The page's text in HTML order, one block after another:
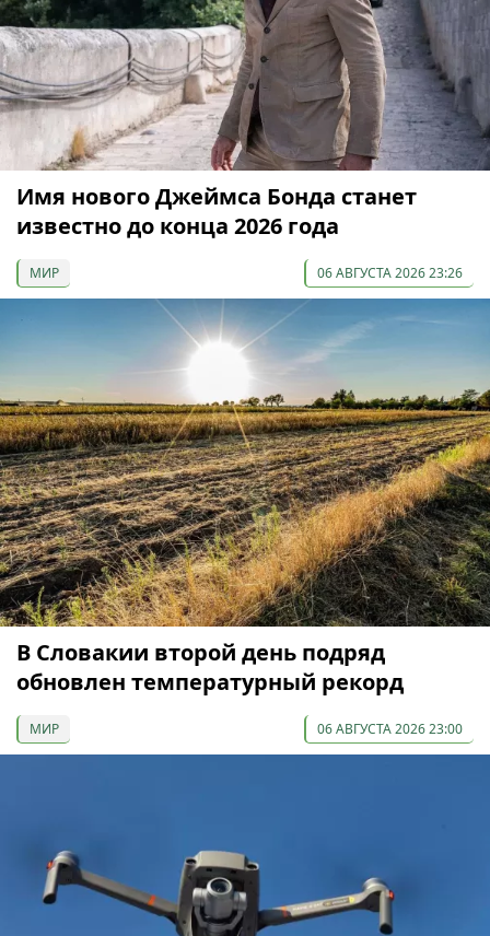
Имя нового Джеймса Бонда станет
известно до конца 2026 года
МИР 06 АВГУСТА 2026 23:26
В Словакии второй день подряд
обновлен температурный рекорд
МИР 06 АВГУСТА 2026 23:00